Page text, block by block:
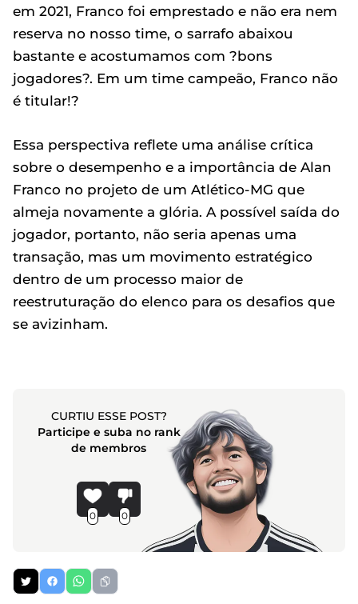
em 2021, Franco foi emprestado e não era nem
reserva no nosso time, o sarrafo abaixou
bastante e acostumamos com ?bons
jogadores?. Em um time campeão, Franco não
é titular!?
Essa perspectiva reflete uma análise crítica
sobre o desempenho e a importância de Alan
Franco no projeto de um Atlético-MG que
almeja novamente a glória. A possível saída do
jogador, portanto, não seria apenas uma
transação, mas um movimento estratégico
dentro de um processo maior de
reestruturação do elenco para os desafios que
se avizinham.
CURTIU ESSE POST?
Participe e suba no rank
de membros
0 0